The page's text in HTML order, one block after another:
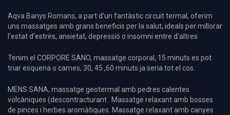
Aqva Banys Romans, a part d'un fantàstic circuit termal, oferim
uns massatges amb grans beneficis per la salut, ideals per millorar
l'estat d'estrès, ansietat, depressió o insomni entre d'altres.
Tenim el CORPORE SANO, massatge corporal, 15 minuts es pot
triar esquena o cames, 30, 45 ,60 minuts ja seria tot el cos.
MENS SANA, massatge geotermal amb pedres calentes
volcàniques (descontracturant . Massatge relaxant amb bosses
de pinces i herbes aromàtiques. Massatge relaxant amb canyes